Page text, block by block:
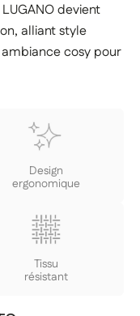
devient
alliant style
cosy pour
Design
ergonomique
Tissu
résistant